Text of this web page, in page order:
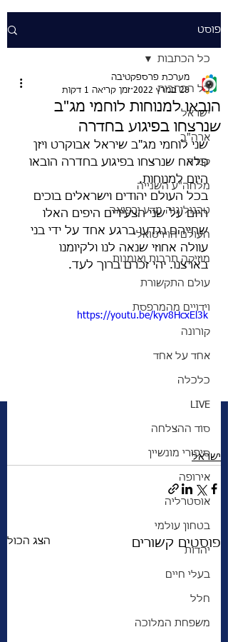
פוסט
כל הכתבות
ישראל
ארה"ב
קנדה
מלחה"ע השנייה
טכנולוגיה מדע ורפואה
העולם הוירטואלי
מוזיקה תרבות ואומנות
עולם התקשורת
וידויים מהמרפסת
קורונה
אחד על אחד
כלכלה
LIVE
סוד ההצלחה
סיפורי מונשיין
אירופה
אוסטרליה
בטחון עולמי
יהדות
בעלי חיים
חלל
משפחת המלוכה
כל הכתבות
הובאו למנוחות לוחמי מג"ב
שנרצחו בפיגוע בחדרה
מערכת פרספקטיבה
28 במרץ 2022
זמן קריאה 1 דקות
שני לוחמי מג"ב שיראל אבוקרט ויזן
פלאח שנרצחו בפיגוע בחדרה הובאו
היום למנוחות.
בכל העולם יהודים וישראלים בוכים
היום על שני הצעירים היפים האלו
שחייהם נגדעו ברגע אחד על ידי בני
עוולה אחוזי שנאה לנו ולקיומנו
בארצנו. יהי זכרם ברוך לעד.
https://youtu.be/kyv8HcxEl3k
ישראל
פוסטים קשורים הצג הכול